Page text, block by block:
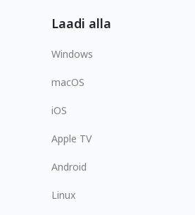
Laadi alla
Windows
macOS
iOS
Apple TV
Android
Linux